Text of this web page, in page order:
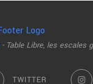
- Table Libre, les escales
TWITTER